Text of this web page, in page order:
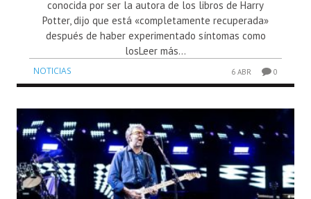
conocida por ser la autora de los libros de Harry
Potter, dijo que está «completamente recuperada»
después de haber experimentado síntomas como
losLeer más...
NOTICIAS 6 ABR 0